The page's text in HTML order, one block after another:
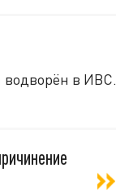
в ИВС.